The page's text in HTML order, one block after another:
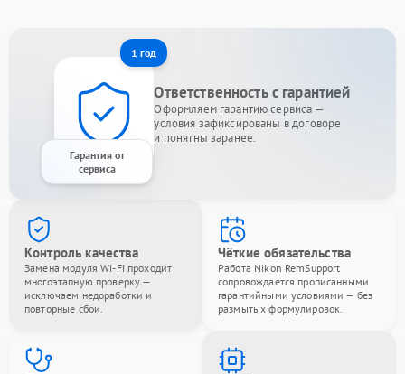
1 год
Гарантия от
сервиса
Ответственность с гарантией
Оформляем гарантию сервиса —
условия зафиксированы в договоре
и понятны заранее.
Контроль качества
Замена модуля Wi-Fi проходит
многоэтапную проверку —
исключаем недоработки и
повторные сбои.
Чёткие обязательства
Работа Nikon RemSupport
сопровождается прописанными
гарантийными условиями — без
размытых формулировок.